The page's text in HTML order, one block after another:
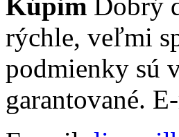
rýchle, veľmi
podmienky sú
garantované.